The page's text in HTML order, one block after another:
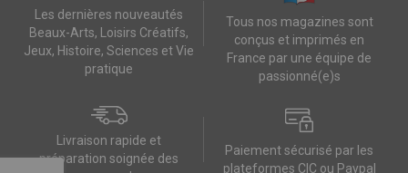
Les dernières nouveautés
Beaux-Arts, Loisirs Créatifs,
Jeux, Histoire, Sciences et Vie
pratique
Tous nos magazines sont
conçus et imprimés en
France par une équipe de
passionné(e)s
Livraison rapide et
préparation soignée des
Paiement sécurisé par les
plateformes CIC ou Paypal